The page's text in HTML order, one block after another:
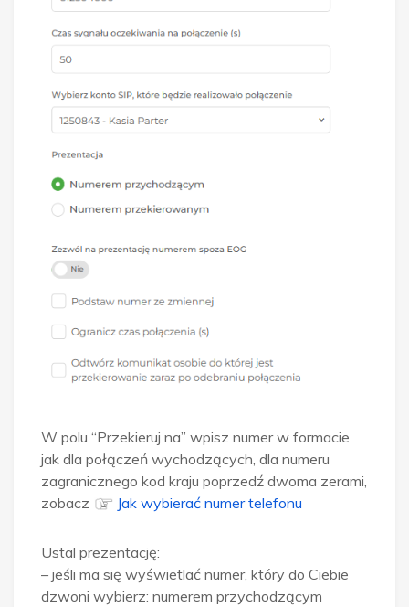
W polu “Przekieruj na” wpisz numer w formacie
jak dla połączeń wychodzących, dla numeru
zagranicznego kod kraju poprzedź dwoma zerami,
zobacz
Jak wybierać numer telefonu
Ustal prezentację:
– jeśli ma się wyświetlać numer, który do Ciebie
dzwoni wybierz: numerem przychodzącym